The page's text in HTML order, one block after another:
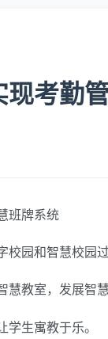
考勤
班牌系统
园和智慧校园过
教室，发展智
生寓教于乐。